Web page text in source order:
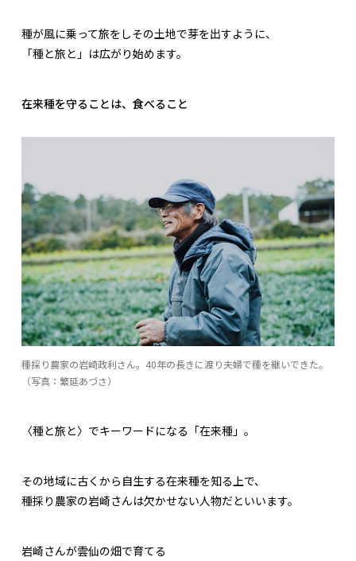
種が風に乗って旅をしその土地で芽を出すように、
「種と旅と」は広がり始めます。
在来種を守ることは、食べること
種採り農家の岩崎政利さん。40年の長きに渡り夫婦で種を継いできた。
（写真：繁延あづさ）
〈種と旅と〉でキーワードになる「在来種」。
その地域に古くから自生する在来種を知る上で、
種採り農家の岩崎さんは欠かせない人物だといいます。
岩崎さんが雲仙の畑で育てる